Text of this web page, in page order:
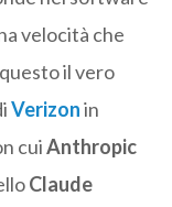
velocità che
il vero
Verizonin
cuiAnthropic
Claude